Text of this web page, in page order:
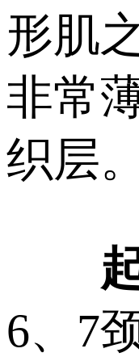
形肌
非常
织层。
6、7